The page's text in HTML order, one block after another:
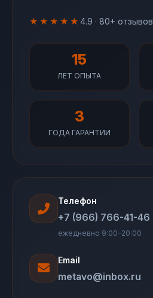
★★★★★ 4.9 · 80+ отзывов
15
ЛЕТ ОПЫТА
3
ГОДА ГАРАНТИИ
Телефон
+7 (966) 766-41-46
ежедневно 9:00–20:00
Email
metavo@inbox.ru